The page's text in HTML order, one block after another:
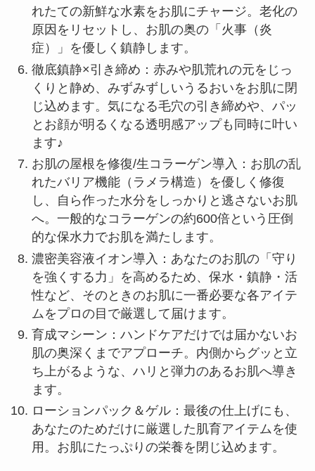
れたての新鮮な水素をお肌にチャージ。老化の
原因をリセットし、お肌の奥の「火事（炎
症）」を優しく鎮静します。
徹底鎮静×引き締め：赤みや肌荒れの元をじっ
くりと静め、みずみずしいうるおいをお肌に閉
じ込めます。気になる毛穴の引き締めや、パッ
とお顔が明るくなる透明感アップも同時に叶い
ます♪
お肌の屋根を修復/生コラーゲン導入：お肌の乱
れたバリア機能（ラメラ構造）を優しく修復
し、自ら作った水分をしっかりと逃さないお肌
へ。一般的なコラーゲンの約600倍という圧倒
的な保水力でお肌を満たします。
濃密美容液イオン導入：あなたのお肌の「守り
を強くする力」を高めるため、保水・鎮静・活
性など、そのときのお肌に一番必要な各アイテ
ムをプロの目で厳選して届けます。
育成マシーン：ハンドケアだけでは届かないお
肌の奥深くまでアプローチ。内側からグッと立
ち上がるような、ハリと弾力のあるお肌へ導き
ます。
ローションパック＆ゲル：最後の仕上げにも、
あなたのためだけに厳選した肌育アイテムを使
用。お肌にたっぷりの栄養を閉じ込めます。